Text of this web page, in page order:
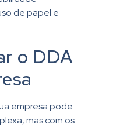
de papel e
o DDA
empresa pode
mas com os